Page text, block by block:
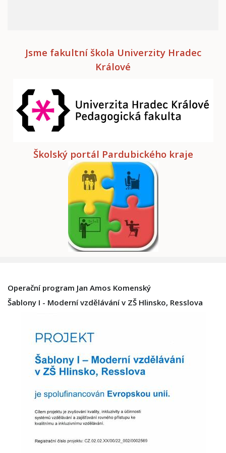
Jsme fakultní škola Univerzity Hradec
Králové
Školský portál Pardubického kraje
Operační program Jan Amos Komenský
Šablony I - Moderní vzdělávání v ZŠ Hlinsko, Resslova